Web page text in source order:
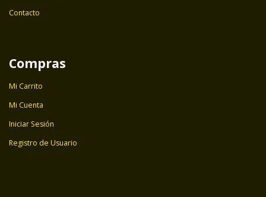
Contacto
Compras
Mi Carrito
Mi Cuenta
Iniciar Sesión
Registro de Usuario